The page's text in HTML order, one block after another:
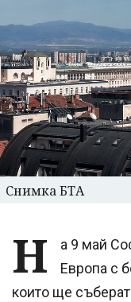
Снимка БТА
Н
а 9 май
Европа с
които ще